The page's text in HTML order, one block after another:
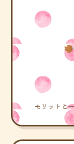
モリットと